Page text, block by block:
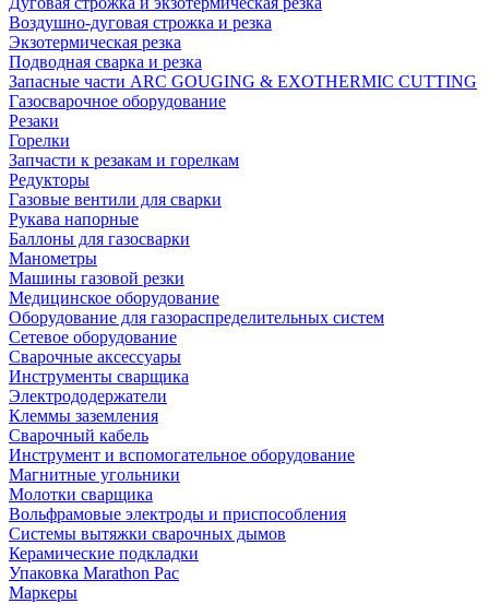
Воздушно-дуговая строжка и резка
Экзотермическая резка
Подводная сварка и резка
Запасные части ARC GOUGING & EXOTHERMIC CUTTING
Газосварочное оборудование
Резаки
Горелки
Запчасти к резакам и горелкам
Редукторы
Газовые вентили для сварки
Рукава напорные
Баллоны для газосварки
Манометры
Машины газовой резки
Медицинское оборудование
Оборудование для газораспределительных систем
Сетевое оборудование
Сварочные аксессуары
Инструменты сварщика
Электрододержатели
Клеммы заземления
Сварочный кабель
Инструмент и вспомогательное оборудование
Магнитные угольники
Молотки сварщика
Вольфрамовые электроды и приспособления
Системы вытяжки сварочных дымов
Керамические подкладки
Упаковка Marathon Pac
Маркеры